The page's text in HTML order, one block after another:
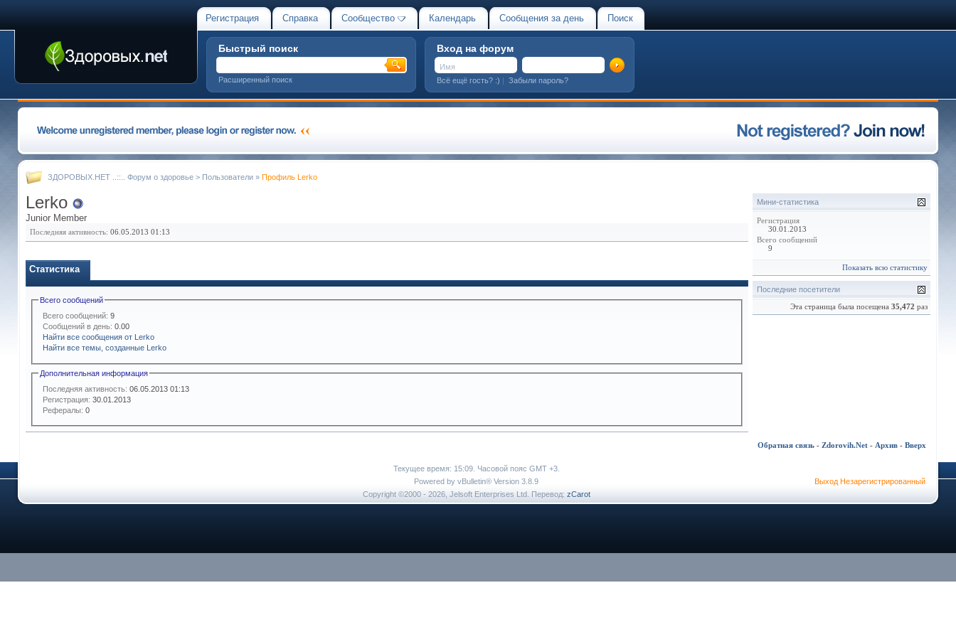
Регистрация Справка Сообщество Календарь Сообщения за день Поиск
Быстрый поиск
Расширенный поиск
Вход на форум
Всё ещё гость? :) | Забыли пароль?
ЗДОРОВЫХ.НЕТ ..::.. Форум о здоровье > Пользователи » Профиль Lerko
Lerko
Junior Member
Последняя активность: 06.05.2013 01:13
Статистика
Всего сообщений
Всего сообщений: 9
Сообщений в день: 0.00
Найти все сообщения от Lerko
Найти все темы, созданные Lerko
Дополнительная информация
Последняя активность: 06.05.201301:13
Регистрация: 30.01.2013
Рефералы: 0
Мини-статистика
Регистрация
30.01.2013
Всего сообщений
9
Показать всю статистику
Последние посетители
Эта страница была посещена 35,472 раз
Обратная связь - Zdorovih.Net - Архив - Вверх
Текущее время: 15:09. Часовой пояс GMT +3.
Powered by vBulletin® Version 3.8.9
Copyright ©2000 - 2026, Jelsoft Enterprises Ltd. Перевод: zCarot
Выход Незарегистрированный